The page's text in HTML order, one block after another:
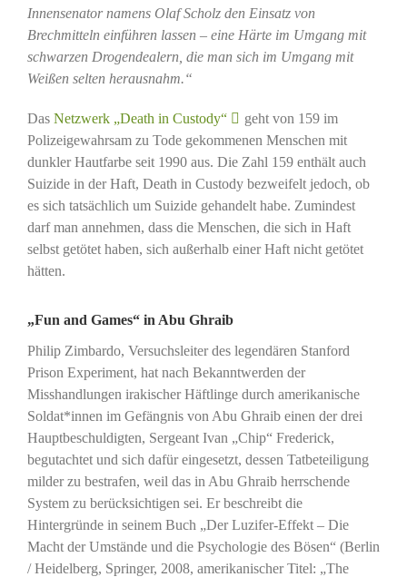
Innensenator namens Olaf Scholz den Einsatz von
Brechmitteln einführen lassen – eine Härte im Umgang mit
schwarzen Drogendealern, die man sich im Umgang mit
Weißen selten herausnahm.“
Das Netzwerk „Death in Custody“
geht von 159 im
Polizeigewahrsam zu Tode gekommenen Menschen mit
dunkler Hautfarbe seit 1990 aus. Die Zahl 159 enthält auch
Suizide in der Haft, Death in Custody bezweifelt jedoch, ob
es sich tatsächlich um Suizide gehandelt habe. Zumindest
darf man annehmen, dass die Menschen, die sich in Haft
selbst getötet haben, sich außerhalb einer Haft nicht getötet
hätten.
„Fun and Games“ in Abu Ghraib
Philip Zimbardo, Versuchsleiter des legendären Stanford
Prison Experiment, hat nach Bekanntwerden der
Misshandlungen irakischer Häftlinge durch amerikanische
Soldat*innen im Gefängnis von Abu Ghraib einen der drei
Hauptbeschuldigten, Sergeant Ivan „Chip“ Frederick,
begutachtet und sich dafür eingesetzt, dessen Tatbeteiligung
milder zu bestrafen, weil das in Abu Ghraib herrschende
System zu berücksichtigen sei. Er beschreibt die
Hintergründe in seinem Buch „Der Luzifer-Effekt – Die
Macht der Umstände und die Psychologie des Bösen“ (Berlin
/ Heidelberg, Springer, 2008, amerikanischer Titel: „The